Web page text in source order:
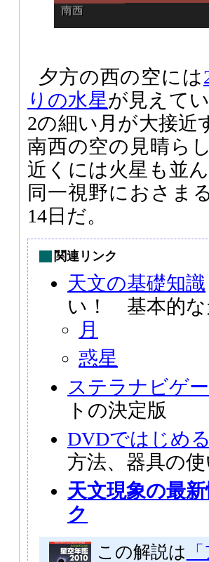
夕方の西の空には
りの水星が見えて
2の細い月が大接近
南西の空の見晴ら
近くには火星も並
同一視野におさま
14日だ。
関連リンク
天文の基礎知識
い！ 基本的な
月
惑星
ステラナビゲ
トの決定版
DVDではじめ
方法、器具の
天文現象の最
ク
この解説は